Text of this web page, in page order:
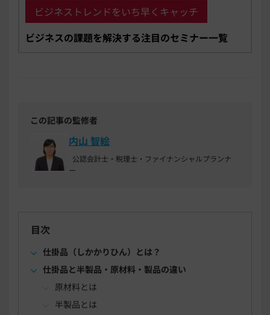
ビジネストレンドをいち早くキャッチ
ビジネスの課題を解決する注目のセミナー一覧
この記事の監修者
内山 智絵
公認会計士・税理士・ファイナンシャルプランナ
ー
目次
仕掛品（しかかりひん）とは？
仕掛品と半製品・原材料・製品の違い
原材料とは
半製品とは